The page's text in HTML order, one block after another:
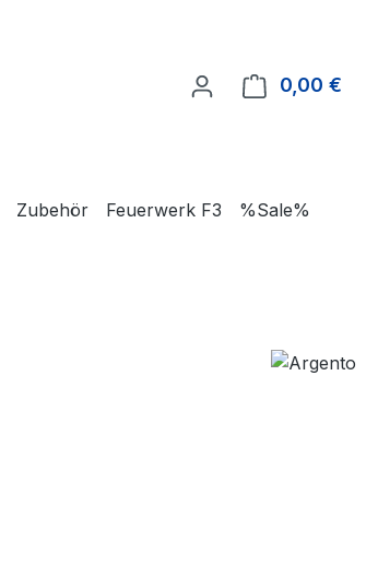
0,00 €
Zubehör Feuerwerk F3
%Sale%